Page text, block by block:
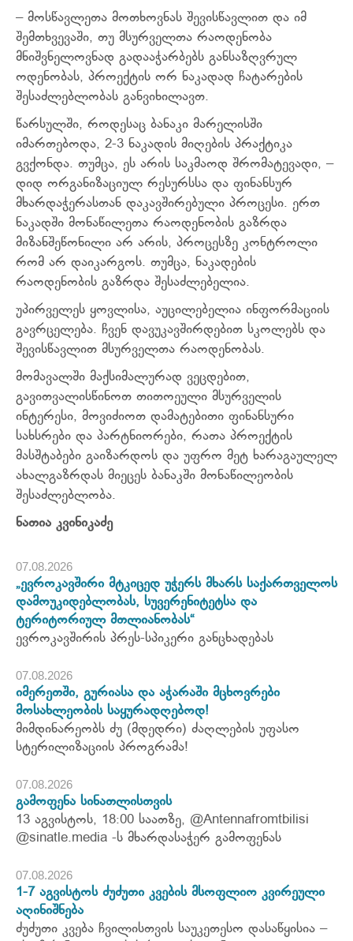
– მოსწავლეთა მოთხოვნას შევისწავლით და იმ
შემთხვევაში, თუ მსურველთა რაოდენობა
მნიშვნელოვნად გადააჭარბებს განსაზღვრულ
ოდენობას, პროექტის ორ ნაკადად ჩატარების
შესაძლებლობას განვიხილავთ.
წარსულში, როდესაც ბანაკი მარელისში
იმართებოდა, 2-3 ნაკადის მიღების პრაქტიკა
გვქონდა. თუმცა, ეს არის საკმაოდ შრომატევადი, –
დიდ ორგანიზაციულ რესურსსა და ფინანსურ
მხარდაჭერასთან დაკავშირებული პროცესი. ერთ
ნაკადში მონაწილეთა რაოდენობის გაზრდა
მიზანშეწონილი არ არის, პროცესზე კონტროლი
რომ არ დაიკარგოს. თუმცა, ნაკადების
რაოდენობის გაზრდა შესაძლებელია.
უპირველეს ყოვლისა, აუცილებელია ინფორმაციის
გავრცელება. ჩვენ დავუკავშირდებით სკოლებს და
შევისწავლით მსურველთა რაოდენობას.
მომავალში მაქსიმალურად ვეცდებით,
გავითვალისწინოთ თითოეული მსურველის
ინტერესი, მოვიძიოთ დამატებითი ფინანსური
სახსრები და პარტნიორები, რათა პროექტის
მასშტაბები გაიზარდოს და უფრო მეტ ხარაგაულელ
ახალგაზრდას მიეცეს ბანაკში მონაწილეობის
შესაძლებლობა.
ნათია კვინიკაძე
07.08.2026
„ევროკავშირი მტკიცედ უჭერს მხარს საქართველოს
დამოუკიდებლობას, სუვერენიტეტსა და
ტერიტორიულ მთლიანობას“
ევროკავშირის პრეს-სპიკერი განცხადებას
07.08.2026
იმერეთში, გურიასა და აჭარაში მცხოვრები
მოსახლეობის საყურადღებოდ!
მიმდინარეობს ძუ (მდედრი) ძაღლების უფასო
სტერილიზაციის პროგრამა!
07.08.2026
გამოფენა სინათლისთვის
13 აგვისტოს, 18:00 საათზე, @Antennafromtbilisi
@sinatle.media -ს მხარდასაჭერ გამოფენას
07.08.2026
1-7 აგვისტოს ძუძუთი კვების მსოფლიო კვირეული
აღინიშნება
ძუძუთი კვება ჩვილისთვის საუკეთესო დასაწყისია –